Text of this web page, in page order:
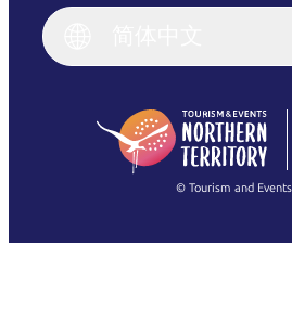
English (US)
English
(Singapore)
Français
© Tourism and